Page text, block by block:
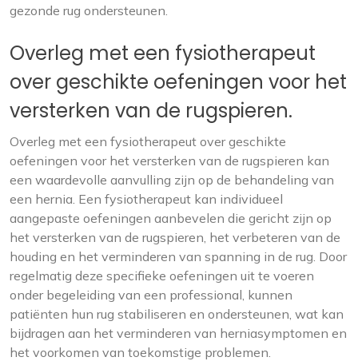
gezonde rug ondersteunen.
Overleg met een fysiotherapeut
over geschikte oefeningen voor het
versterken van de rugspieren.
Overleg met een fysiotherapeut over geschikte
oefeningen voor het versterken van de rugspieren kan
een waardevolle aanvulling zijn op de behandeling van
een hernia. Een fysiotherapeut kan individueel
aangepaste oefeningen aanbevelen die gericht zijn op
het versterken van de rugspieren, het verbeteren van de
houding en het verminderen van spanning in de rug. Door
regelmatig deze specifieke oefeningen uit te voeren
onder begeleiding van een professional, kunnen
patiënten hun rug stabiliseren en ondersteunen, wat kan
bijdragen aan het verminderen van herniasymptomen en
het voorkomen van toekomstige problemen.